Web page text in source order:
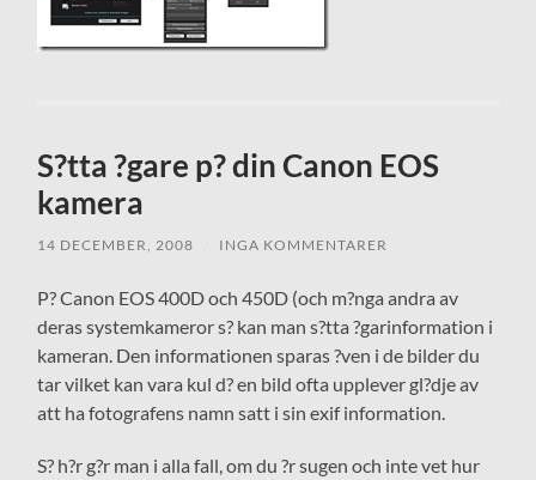
S?tta ?gare p? din Canon EOS
kamera
14 DECEMBER, 2008 INGA KOMMENTARER
P? Canon EOS 400D och 450D (och m?nga andra av
deras systemkameror s? kan man s?tta ?garinformation i
kameran. Den informationen sparas ?ven i de bilder du
tar vilket kan vara kul d? en bild ofta upplever gl?dje av
att ha fotografens namn satt i sin exif information.
S? h?r g?r man i alla fall, om du ?r sugen och inte vet hur